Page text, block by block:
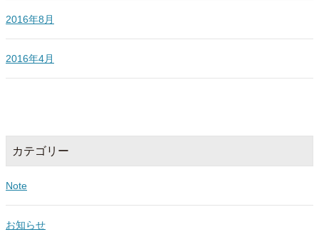
2016年8月
2016年4月
カテゴリー
Note
お知らせ